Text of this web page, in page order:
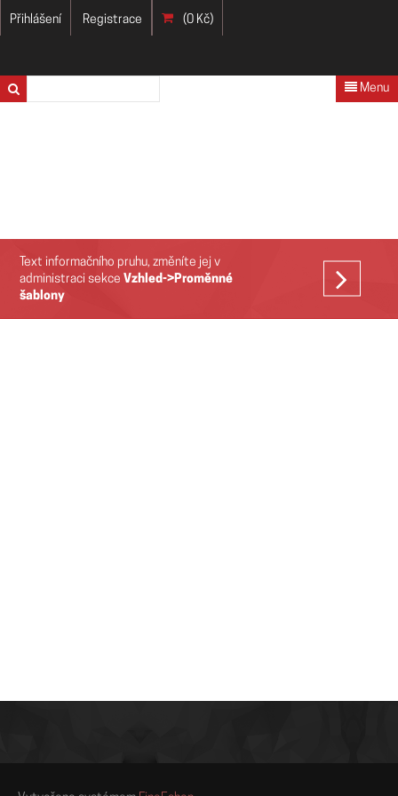
Přihlášení Registrace (0 Kč)
Menu
Text informačního pruhu, změníte jej v
administraci sekceVzhled->Proměnné
šablony
VÍCE
>